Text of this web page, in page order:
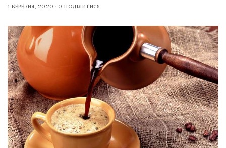
1 БЕРЕЗНЯ, 2020
0 ПОДІЛИТИСЯ